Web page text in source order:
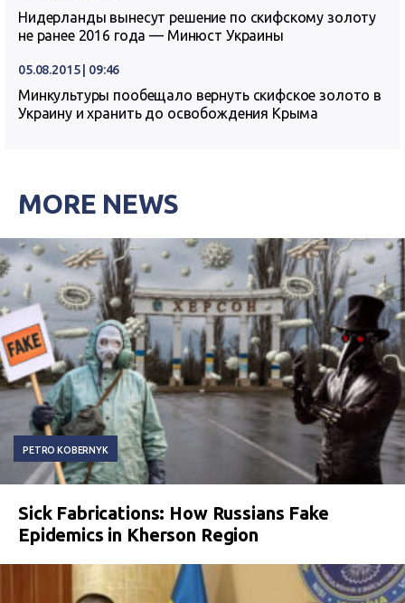
Нидерланды вынесут решение по скифскому золоту
не ранее 2016 года — Минюст Украины
05.08.2015 | 09:46
Минкультуры пообещало вернуть скифское золото в
Украину и хранить до освобождения Крыма
MORE NEWS
PETRO KOBERNYK
Sick Fabrications: How Russians Fake
Epidemics in Kherson Region